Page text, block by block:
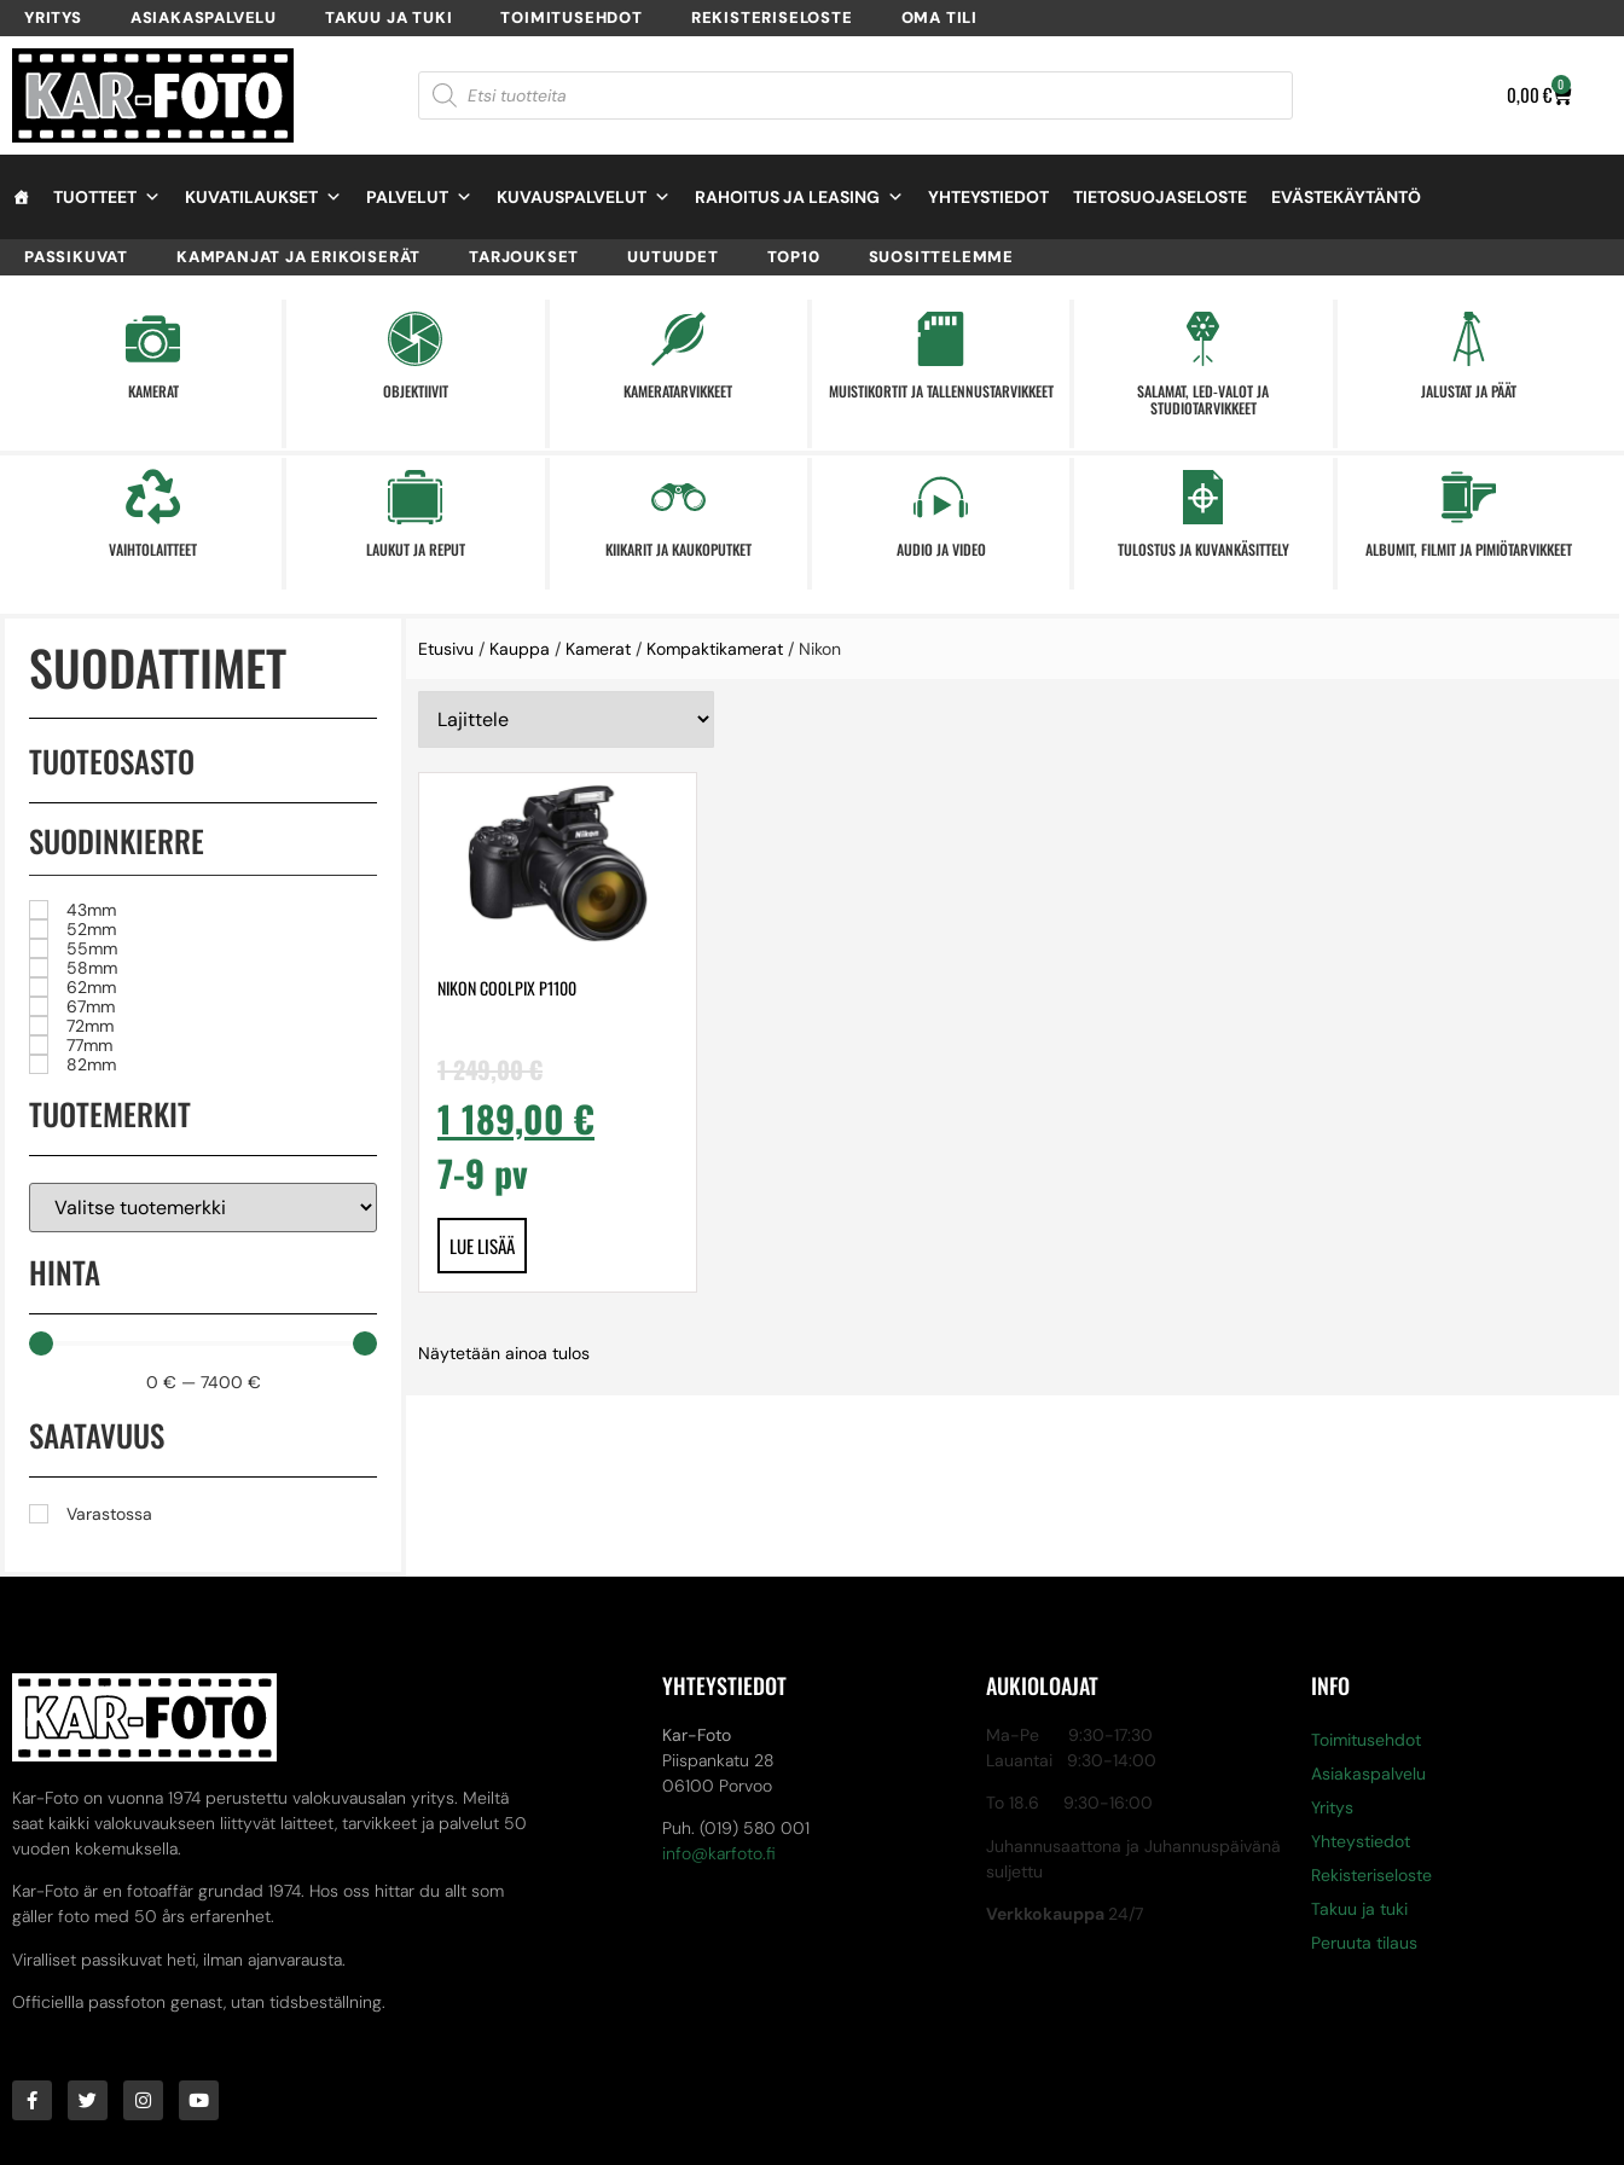
YRITYS ASIAKASPALVELU TAKUU JA TUKI TOIMITUSEHDOT REKISTERISELOSTE OMA TILI
0,00€ 0
TUOTTEET KUVATILAUKSET PALVELUT KUVAUSPALVELUT RAHOITUS JA LEASING YHTEYSTIEDOT TIETOSUOJASELOSTE EVÄSTEKÄYTÄNTÖ
PASSIKUVAT KAMPANJAT JA ERIKOISERÄT TARJOUKSET UUTUUDET TOP10 SUOSITTELEMME
KAMERAT OBJEKTIIVIT KAMERATARVIKKEET MUISTIKORTIT JA TALLENNUSTARVIKKEET
SALAMAT, LED-VALOT JA
STUDIOTARVIKKEET
JALUSTAT JA PÄÄT
VAIHTOLAITTEET LAUKUT JA REPUT KIIKARIT JA KAUKOPUTKET AUDIO JA VIDEO TULOSTUS JA KUVANKÄSITTELY ALBUMIT, FILMIT JA PIMIÖTARVIKKEET
SUODATTIMET
TUOTEOSASTO
SUODINKIERRE
43mm
52mm
55mm
58mm
62mm
67mm
72mm
77mm
82mm
TUOTEMERKIT
HINTA
0 € — 7400 €
SAATAVUUS
Varastossa
Etusivu / Kauppa / Kamerat / Kompaktikamerat / Nikon
NIKON COOLPIX P1100
1 249,00€
1 189,00 €
7-9 pv
LUE LISÄÄ
Näytetään ainoa tulos
Kar-Foto on vuonna 1974 perustettu valokuvausalan yritys. Meiltä
saat kaikki valokuvaukseen liittyvät laitteet, tarvikkeet ja palvelut 50
vuoden kokemuksella.
Kar-Foto är en fotoaffär grundad 1974. Hos oss hittar du allt som
gäller foto med 50 års erfarenhet.
Viralliset passikuvat heti, ilman ajanvarausta.
Officiellla passfoton genast, utan tidsbeställning.
YHTEYSTIEDOT
Kar-Foto
Piispankatu 28
06100 Porvoo
Puh. (019) 580 001
info@karfoto.fi
AUKIOLOAJAT
Ma-Pe 9:30-17:30
Lauantai 9:30-14:00
To 18.6 9:30-16:00
Juhannusaattona ja Juhannuspäivänä
suljettu
Verkkokauppa 24/7
INFO
Toimitusehdot
Asiakaspalvelu
Yritys
Yhteystiedot
Rekisteriseloste
Takuu ja tuki
Peruuta tilaus